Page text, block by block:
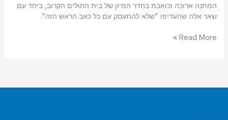
המתנה ארוכה וכואבת בחדר המיון של בית החולים הקרוב, ביחד עם
שאר אלה שהעדיפו "שלא להתעסק עם כל כאב הראש הזה".
Read More »